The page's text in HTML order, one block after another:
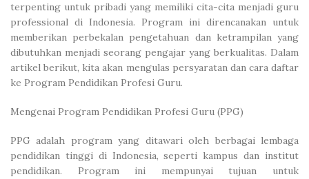
terpenting untuk pribadi yang memiliki cita-cita menjadi guru
professional di Indonesia. Program ini direncanakan untuk
memberikan perbekalan pengetahuan dan ketrampilan yang
dibutuhkan menjadi seorang pengajar yang berkualitas. Dalam
artikel berikut, kita akan mengulas persyaratan dan cara daftar
ke Program Pendidikan Profesi Guru.
Mengenai Program Pendidikan Profesi Guru (PPG)
PPG adalah program yang ditawari oleh berbagai lembaga
pendidikan tinggi di Indonesia, seperti kampus dan institut
pendidikan. Program ini mempunyai tujuan untuk